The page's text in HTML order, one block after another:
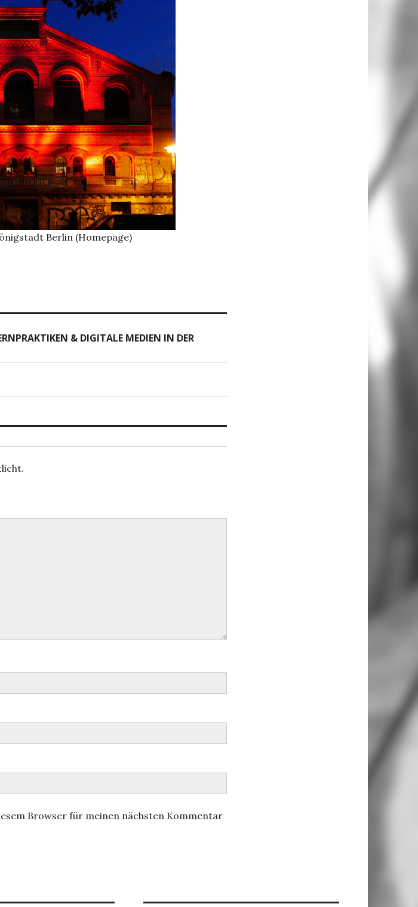
Berlin (Homepage)
& DIGITALE MEDIEN IN DER
Browser für meinen nächsten Kommentar